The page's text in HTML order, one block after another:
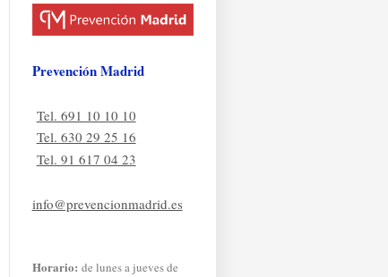
Prevención Madrid
Tel. 691 10 10 10
Tel. 630 29 25 16
Tel. 91 617 04 23
info@prevencionmadrid.es
Horario: de lunes a jueves de